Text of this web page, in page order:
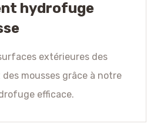
hydrofuge
extérieures des
mousses grâce à notre
efficace.